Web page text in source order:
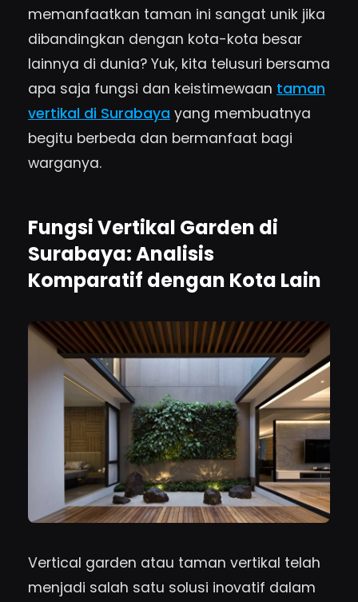
memanfaatkan taman ini sangat unik jika
dibandingkan dengan kota-kota besar
lainnya di dunia? Yuk, kita telusuri bersama
apa saja fungsi dan keistimewaan taman
vertikal di Surabaya yang membuatnya
begitu berbeda dan bermanfaat bagi
warganya.
Fungsi Vertikal Garden di
Surabaya: Analisis
Komparatif dengan Kota Lain
Vertical garden atau taman vertikal telah
menjadi salah satu solusi inovatif dalam